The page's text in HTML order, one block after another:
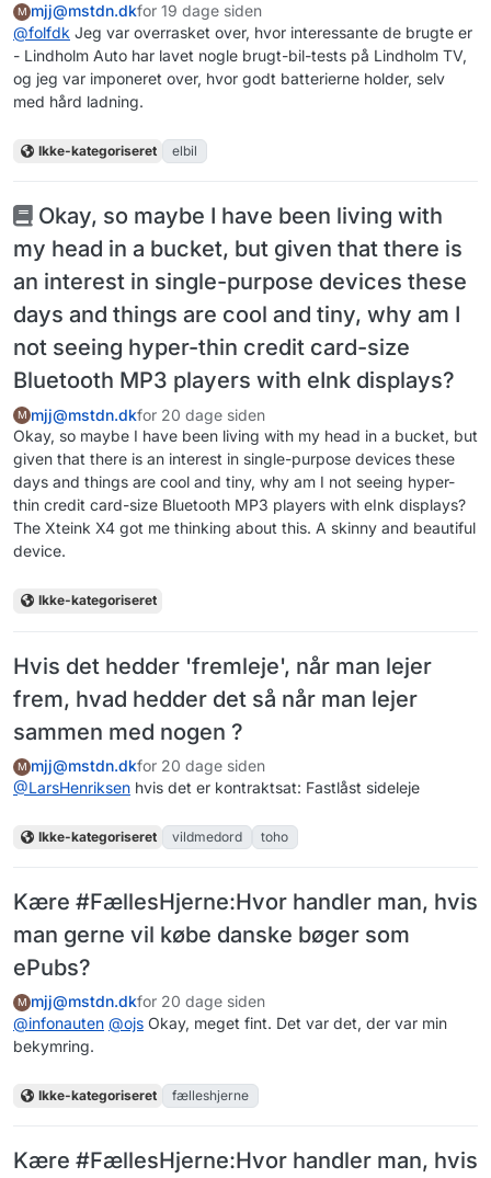
M mjj@mstdn.dkfor 19 dage siden
@folfdk Jeg var overrasket over, hvor interessante de brugte er
- Lindholm Auto har lavet nogle brugt-bil-tests på Lindholm TV,
og jeg var imponeret over, hvor godt batterierne holder, selv
med hård ladning.
Ikke-kategoriseret elbil
Okay, so maybe I have been living with
my head in a bucket, but given that there is
an interest in single-purpose devices these
days and things are cool and tiny, why am I
not seeing hyper-thin credit card-size
Bluetooth MP3 players with eInk displays?
M mjj@mstdn.dkfor 20 dage siden
Okay, so maybe I have been living with my head in a bucket, but
given that there is an interest in single-purpose devices these
days and things are cool and tiny, why am I not seeing hyper-
thin credit card-size Bluetooth MP3 players with eInk displays?
The Xteink X4 got me thinking about this. A skinny and beautiful
device.
Ikke-kategoriseret
Hvis det hedder 'fremleje', når man lejer
frem, hvad hedder det så når man lejer
sammen med nogen ?
M mjj@mstdn.dkfor 20 dage siden
@LarsHenriksen hvis det er kontraktsat: Fastlåst sideleje
Ikke-kategoriseret vildmedord toho
Kære #FællesHjerne:Hvor handler man, hvis
man gerne vil købe danske bøger som
ePubs?
M mjj@mstdn.dkfor 20 dage siden
@infonauten @ojs Okay, meget fint. Det var det, der var min
bekymring.
Ikke-kategoriseret fælleshjerne
Kære #FællesHjerne:Hvor handler man, hvis